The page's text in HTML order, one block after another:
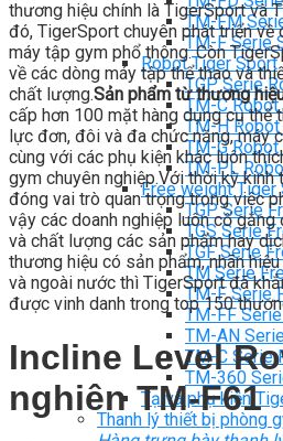
TM-FM
TM-F Serie
Robot Tiger Sport
TGP Serie
TM-C Robot
TM-H
TM-G
TM-PL
Free weight Tiger
TGP Serie
TGS Serie
TGF Serie
TM Serie
TM-F Serie
TM-FF
TM-AN
TM-C Serie
TM-360
Tạ và phụ kiện
Thanh lý thiết bị phòng
thương hiệu chính là TigerSport và
đó, TigerSport chuyên phát triển về
máy tập gym phổ thông. Còn
về các dòng máy tập thể thao và
chất lượng.Sản phẩm từ thương
cấp hơn 100 mặt hàng dụng cụ thể
lực đơn, đôi và đa chức năng, máy
cùng với các phụ kiện khác luôn
gym chuyên nghiệp.Với thời kỳ kinh
đóng vai trò quan trọng trong việc
vậy các doanh nghiệp luôn cố
và chất lượng các sản phẩm hay
thương hiệu có sản phẩm, nhãn
và ngoài nước thì TigerSport đã
được vinh danh trong top 150
Incline Level
nghiên TM-F61